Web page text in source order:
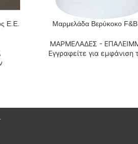
Ε.Ε.
ΔΙΑΒΆΣΤΕ ΠΕΡΙΣΣΌΤΕΡΑ
Μαρμελάδα Βερύκοκο
ΜΑΡΜΕΛΑΔΕΣ -
Εγγραφείτε για εμφάνιση